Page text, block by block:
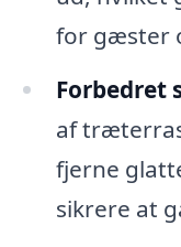
for gæster
Forbedret
af
fjerne
sikrere at